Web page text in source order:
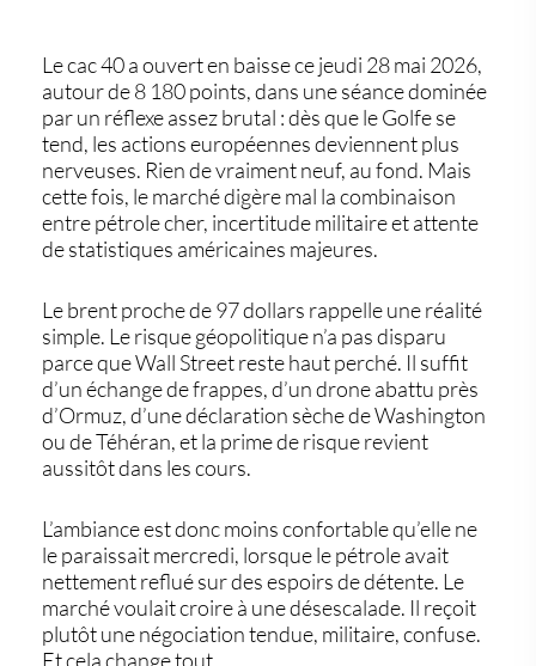
Lecac 40a ouvert en baisse ce jeudi 28 mai 2026,
autour de 8 180 points, dans une séance dominée
par un réflexe assez brutal : dès que le Golfe se
tend, les actions européennes deviennent plus
nerveuses. Rien de vraiment neuf, au fond. Mais
cette fois, le marché digère mal la combinaison
entre pétrole cher, incertitude militaire et attente
de statistiques américaines majeures.
Lebrent proche de 97 dollars rappelle une réalité
simple. Le risque géopolitique n’a pas disparu
parce que Wall Street reste haut perché. Il suffit
d’un échange de frappes, d’un drone abattu près
d’Ormuz, d’une déclaration sèche de Washington
ou de Téhéran, et la prime de risque revient
aussitôt dans les cours.
L’ambiance est donc moins confortable qu’elle ne
le paraissait mercredi, lorsque le pétrole avait
nettement reflué sur des espoirs de détente. Le
marché voulait croire à une désescalade. Il reçoit
plutôt une négociation tendue, militaire, confuse.
Et cela change tout.